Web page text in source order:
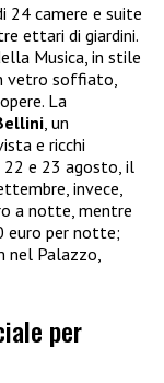
24 camere e suite
ettari di giardini.
Musica, in stile
vetro soffiato,
La
, un
e ricchi
e 23 agosto, il
invece,
a notte, mentre
euro per notte;
nel Palazzo,
per